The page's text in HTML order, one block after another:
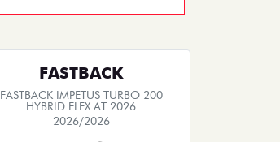
FASTBACK
FASTBACK IMPETUS TURBO 200
HYBRID FLEX AT 2026
2026/2026